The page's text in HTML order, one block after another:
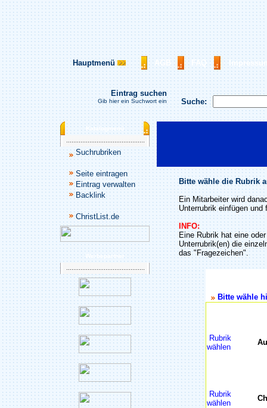
Hauptmenü AGB FAQ
Suche:
Eintrag suchen
Gib hier ein Suchwort ein
Katalogmenü
Suchrubriken
Seite eintragen
Eintrag verwalten
Backlink
ChristList.de
Werbepartner
Bitte wähle die Rubrik
Ein Mitarbeiter wird
Unterrubrik einfügen und
INFO:
Eine Rubrik hat eine
Unterrubrik(en) die
das "Fragezeichen".
Bitte wähle
Rubrik
wählen
Rubrik
wählen